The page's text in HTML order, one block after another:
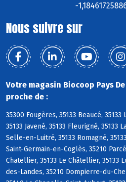
-
Nous suivre sur
Votre magasin Biocoop Pays
proche de :
35300 Fougères, 35133 Beaucé, 35133
35133 Javené, 35133 Fleurigné, 35133
Selle-en-Luitré, 35133 Romagné,
Saint-Germain-en-Coglès, 35210
Chatellier, 35133 Le Châtellier, 35133
des-Landes, 35210 Dompierre-du-